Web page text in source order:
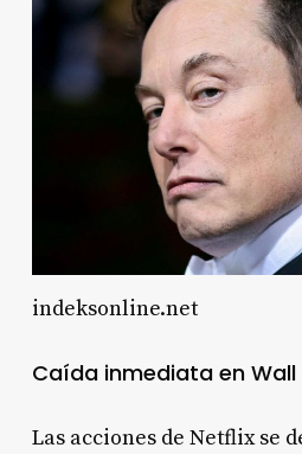
indeksonline.net
Caída inmediata en
Las acciones de Netflix se